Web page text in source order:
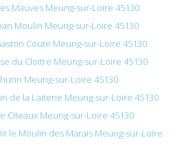
Mauves Meung-sur-Loire 45130
Moulin Meung-sur-Loire 45130
Coute Meung-sur-Loire 45130
du Cloitre Meung-sur-Loire 45130
Meung-sur-Loire 45130
de la Laiterie Meung-sur-Loire 45130
Citeaux Meung-sur-Loire 45130
le Moulin des Marais Meung-sur-Loire